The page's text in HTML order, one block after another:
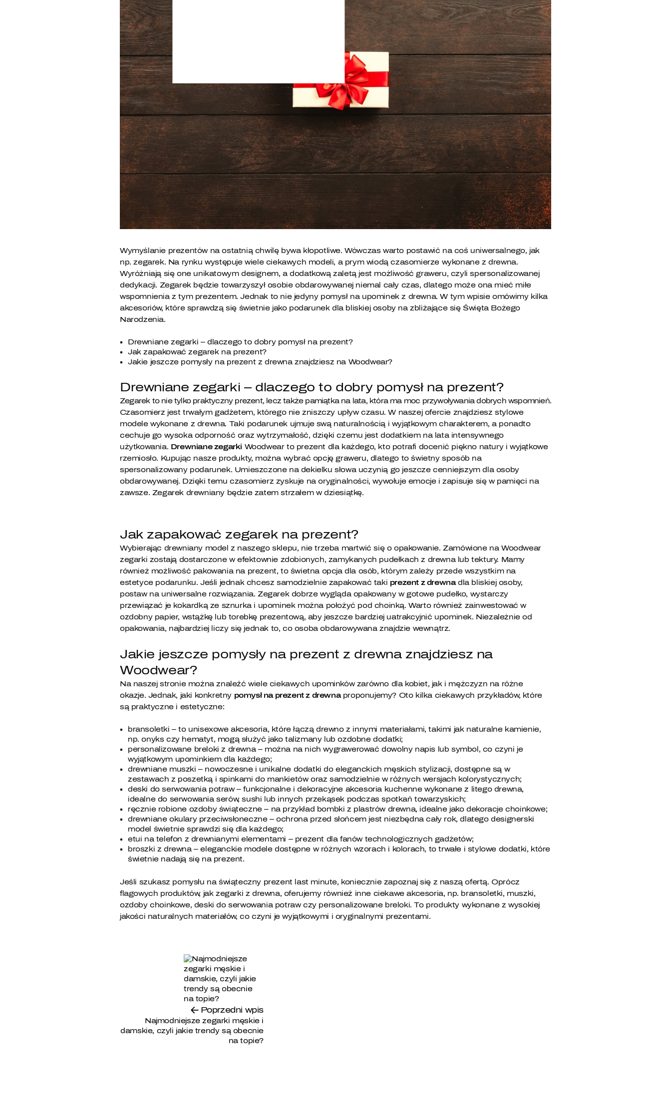
Bransoletki
Ze skórzanym paskiem
Okulary przeciwsłoneczne dla dzieci
Kocie
Pilotki
Wymyślanie prezentów na ostatnią chwilę bywa kłopotliwe. Wówczas warto postawić na coś uniwersalnego, jak
np. zegarek. Na rynku występuje wiele ciekawych modeli, a prym wiodą czasomierze wykonane z drewna.
Wyróżniają się one unikatowym designem, a dodatkową zaletą jest możliwość graweru, czyli spersonalizowanej
dedykacji. Zegarek będzie towarzyszył osobie obdarowywanej niemal cały czas, dlatego może ona mieć miłe
wspomnienia z tym prezentem. Jednak to nie jedyny pomysł na upominek z drewna. W tym wpisie omówimy kilka
akcesoriów, które sprawdzą się świetnie jako podarunek dla bliskiej osoby na zbliżające się Święta Bożego
Narodzenia.
Drewniane zegarki – dlaczego to dobry pomysł na prezent?
Jak zapakować zegarek na prezent?
Jakie jeszcze pomysły na prezent z drewna znajdziesz na Woodwear?
Drewniane zegarki – dlaczego to dobry pomysł na prezent?
Zegarek to nie tylko praktyczny prezent, lecz także pamiątka na lata, która ma moc przywoływania dobrych wspomnień.
Czasomierz jest trwałym gadżetem, którego nie zniszczy upływ czasu. W naszej ofercie znajdziesz stylowe
modele wykonane z drewna. Taki podarunek ujmuje swą naturalnością i wyjątkowym charakterem, a ponadto
cechuje go wysoka odporność oraz wytrzymałość, dzięki czemu jest dodatkiem na lata intensywnego
użytkowania. Drewniane zegarki Woodwear to prezent dla każdego, kto potrafi docenić piękno natury i wyjątkowe
rzemiosło. Kupując nasze produkty, można wybrać opcję graweru, dlatego to świetny sposób na
spersonalizowany podarunek. Umieszczone na dekielku słowa uczynią go jeszcze cenniejszym dla osoby
obdarowywanej. Dzięki temu czasomierz zyskuje na oryginalności, wywołuje emocje i zapisuje się w pamięci na
zawsze. Zegarek drewniany będzie zatem strzałem w dziesiątkę.
Jak zapakować zegarek na prezent?
Wybierając drewniany model z naszego sklepu, nie trzeba martwić się o opakowanie. Zamówione na Woodwear
zegarki zostają dostarczone w efektownie zdobionych, zamykanych pudełkach z drewna lub tektury. Mamy
również możliwość pakowania na prezent, to świetna opcja dla osób, którym zależy przede wszystkim na
estetyce podarunku. Jeśli jednak chcesz samodzielnie zapakować taki prezent z drewnadla bliskiej osoby,
postaw na uniwersalne rozwiązania. Zegarek dobrze wygląda opakowany w gotowe pudełko, wystarczy
przewiązać je kokardką ze sznurka i upominek można położyć pod choinką. Warto również zainwestować w
ozdobny papier, wstążkę lub torebkę prezentową, aby jeszcze bardziej uatrakcyjnić upominek. Niezależnie od
opakowania, najbardziej liczy się jednak to, co osoba obdarowywana znajdzie wewnątrz.
Jakie jeszcze pomysły na prezent z drewna znajdziesz na
Woodwear?
Na naszej stronie można znaleźć wiele ciekawych upominków zarówno dla kobiet, jak i mężczyzn na różne
okazje. Jednak, jaki konkretny pomysł na prezent z drewnaproponujemy? Oto kilka ciekawych przykładów, które
są praktyczne i estetyczne:
bransoletki – to unisexowe akcesoria, które łączą drewno z innymi materiałami, takimi jak naturalne kamienie,
np. onyks czy hematyt, mogą służyć jako talizmany lub ozdobne dodatki;
personalizowane breloki z drewna – można na nich wygrawerować dowolny napis lub symbol, co czyni je
wyjątkowym upominkiem dla każdego;
drewniane muszki – nowoczesne i unikalne dodatki do eleganckich męskich stylizacji, dostępne są w
zestawach z poszetką i spinkami do mankietów oraz samodzielnie w różnych wersjach kolorystycznych;
deski do serwowania potraw – funkcjonalne i dekoracyjne akcesoria kuchenne wykonane z litego drewna,
idealne do serwowania serów, sushi lub innych przekąsek podczas spotkań towarzyskich;
ręcznie robione ozdoby świąteczne – na przykład bombki z plastrów drewna, idealne jako dekoracje choinkowe;
drewniane okulary przeciwsłoneczne – ochrona przed słońcem jest niezbędna cały rok, dlatego designerski
model świetnie sprawdzi się dla każdego;
etui na telefon z drewnianymi elementami – prezent dla fanów technologicznych gadżetów;
broszki z drewna – eleganckie modele dostępne w różnych wzorach i kolorach, to trwałe i stylowe dodatki, które
świetnie nadają się na prezent.
Jeśli szukasz pomysłu na świąteczny prezent last minute, koniecznie zapoznaj się z naszą ofertą. Oprócz
flagowych produktów, jak zegarki z drewna, oferujemy również inne ciekawe akcesoria, np. bransoletki, muszki,
ozdoby choinkowe, deski do serwowania potraw czy personalizowane breloki. To produkty wykonane z wysokiej
jakości naturalnych materiałów, co czyni je wyjątkowymi i oryginalnymi prezentami.
Poprzedni wpis
Najmodniejsze zegarki męskie i
damskie, czyli jakie trendy są obecnie
na topie?